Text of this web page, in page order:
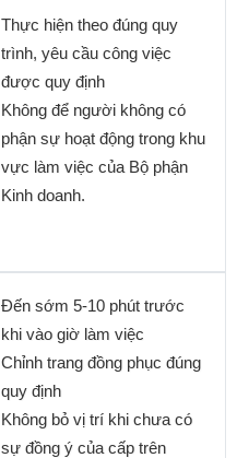
Thực hiện theo đúng quy
trình, yêu cầu công việc
được quy định
Không để người không có
phận sự hoạt động trong khu
vực làm việc của Bộ phận
Kinh doanh.
Đến sớm 5-10 phút trước
khi vào giờ làm việc
Chỉnh trang đồng phục đúng
quy định
Không bỏ vị trí khi chưa có
sự đồng ý của cấp trên